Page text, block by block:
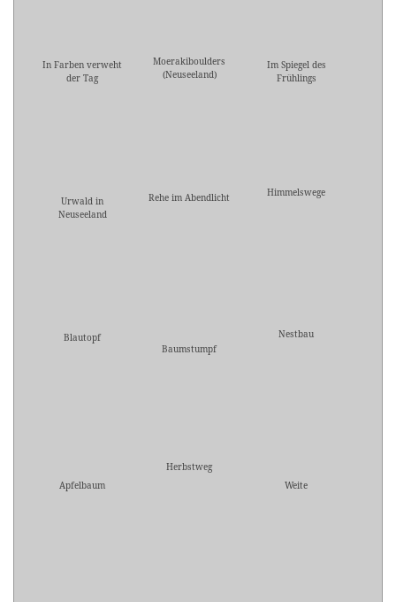
In Farben verweht
der Tag
Moerakiboulders
(Neuseeland)
Im Spiegel des
Frühlings
Urwald in
Neuseeland
Rehe im Abendlicht Himmelswege
Blautopf
Baumstumpf
Nestbau
Apfelbaum
Herbstweg
Weite